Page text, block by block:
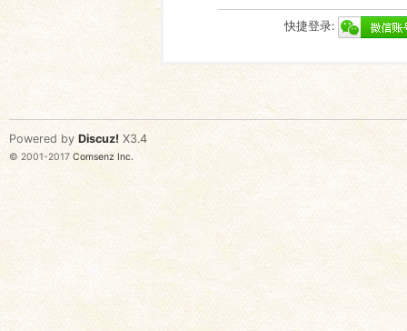
快捷登录:
Powered by Discuz! X3.4
© 2001-2017 Comsenz Inc.